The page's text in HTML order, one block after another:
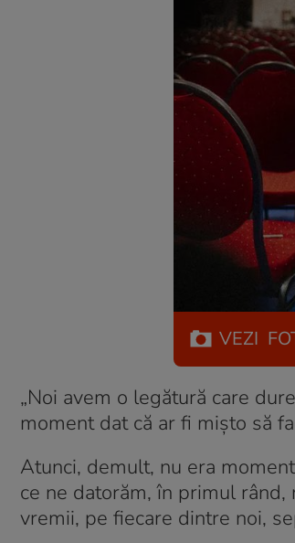
VEZI
„Noi avem o legătură care
moment dat că ar fi mișto să
Atunci, demult, nu era
ce ne datorăm, în primul
vremii, pe fiecare dintre noi,